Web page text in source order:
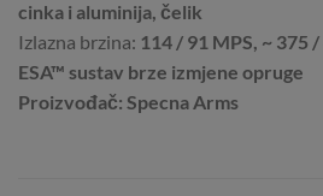
cinka i aluminija, čelik
Izlazna brzina: 114 / 91 MPS, ~ 375 /
ESA™ sustav brze izmjene opruge
Proizvođač: Specna Arms